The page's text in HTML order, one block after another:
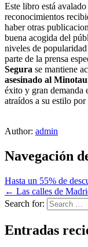
Este libro está
reconocimientos
haber otras
buena acogida del
niveles de
parte de la prensa
Segura se mantiene
asesinado al
éxito y gran demanda
atraídos a su estilo
Author: admin
Navegación
Hasta un 55% de
← Las calles de
Search for:
Entradas